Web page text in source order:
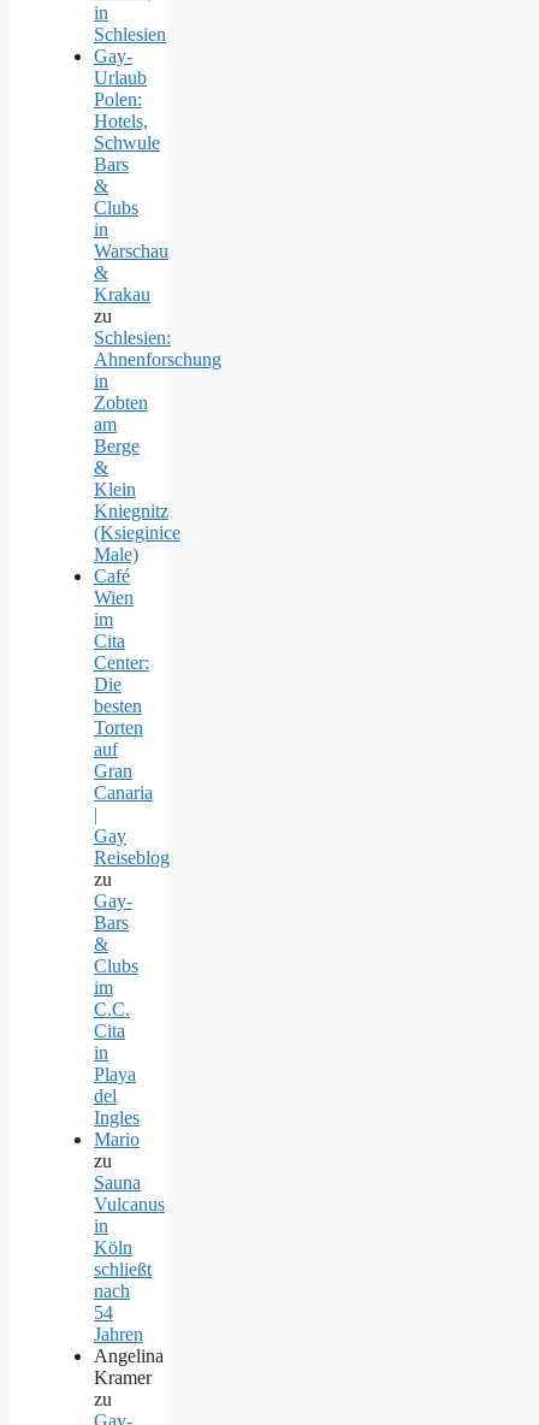
in
Schlesien
Gay-
Urlaub
Polen:
Hotels,
Schwule
Bars
&
Clubs
in
Warschau
&
Krakau
zu
Schlesien:
Ahnenforschung
in
Zobten
am
Berge
&
Klein
Kniegnitz
(Ksieginice
Male)
Café
Wien
im
Cita
Center:
Die
besten
Torten
auf
Gran
Canaria
|
Gay
Reiseblog
zu
Gay-
Bars
&
Clubs
im
C.C.
Cita
in
Playa
del
Ingles
Mario
zu
Sauna
Vulcanus
in
Köln
schließt
nach
54
Jahren
Angelina
Kramer
zu